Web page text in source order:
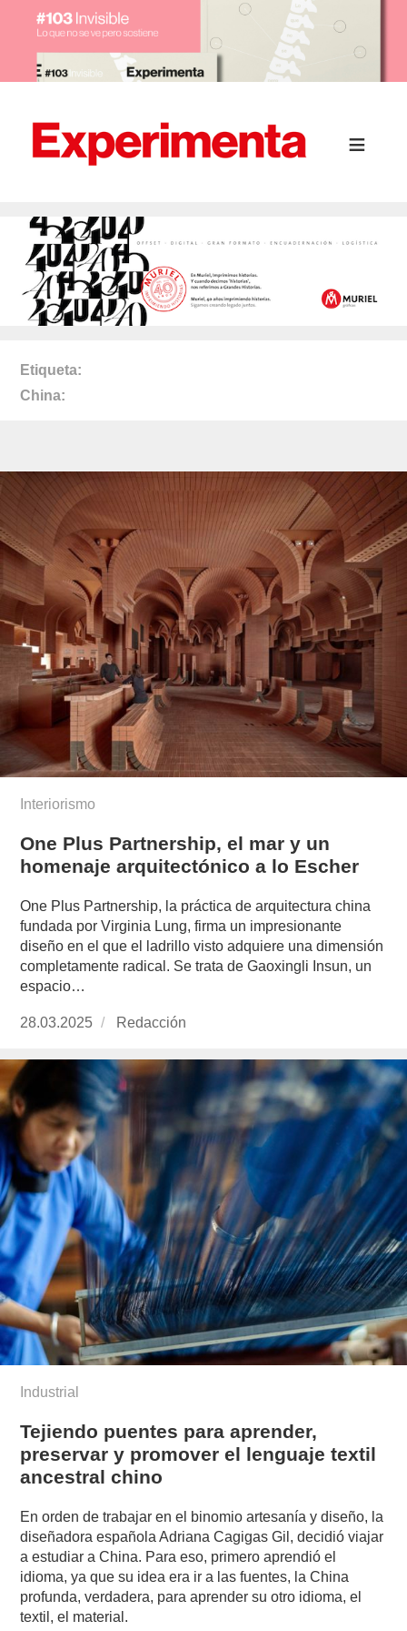
Etiqueta
China
Interiorismo
One Plus Partnership, el mar y un
homenaje arquitectónico a lo Escher
One Plus Partnership, la práctica de arquitectura china
fundada por Virginia Lung, firma un impresionante
diseño en el que el ladrillo visto adquiere una dimensión
completamente radical. Se trata de Gaoxingli Insun, un
espacio…
Publicado
28.03.2025 https://www.experimenta.es/author/redaccion/
Redacción
Industrial
Tejiendo puentes para aprender,
preservar y promover el lenguaje textil
ancestral chino
En orden de trabajar en el binomio artesanía y diseño, la
diseñadora española Adriana Cagigas Gil, decidió viajar
a estudiar a China. Para eso, primero aprendió el
idioma, ya que su idea era ir a las fuentes, la China
profunda, verdadera, para aprender su otro idioma, el
textil, el material.